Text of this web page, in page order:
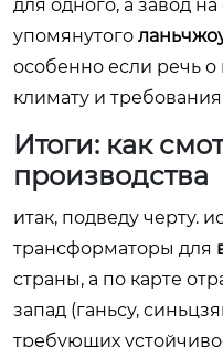
для одного, а завод
упомянутого
особенно если речь о
климату и
Итоги: как
производства
итак, подведу черту.
трансформаторы для
страны, а по карте
запад (ганьсу,
требующих